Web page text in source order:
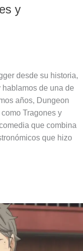
y
desde su historia,
de una de
años, Dungeon
Tragones y
que combina
que hizo